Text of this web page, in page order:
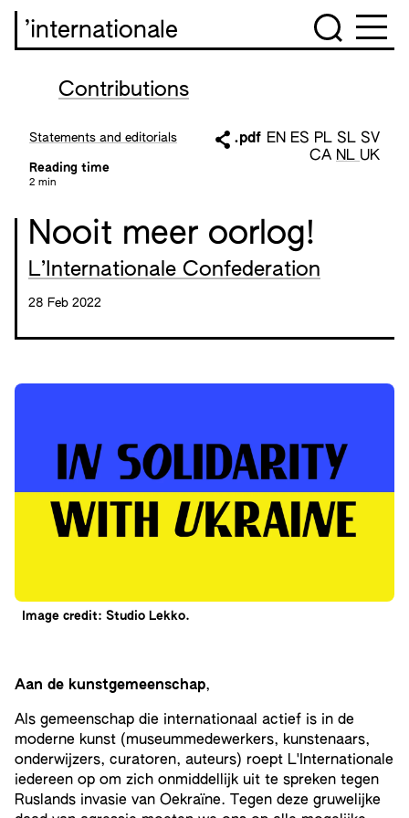
’internationale
Contributions
Statements and editorials
Reading time
2 min
.pdf EN ES PL SL SV
CA NL UK
Nooit meer oorlog!
L’Internationale Confederation
28 Feb 2022
Image credit: Studio Lekko.
Aan de kunstgemeenschap,
Als gemeenschap die internationaal actief is in de
moderne kunst (museummedewerkers, kunstenaars,
onderwijzers, curatoren, auteurs) roept L'Internationale
iedereen op om zich onmiddellijk uit te spreken tegen
Ruslands invasie van Oekraïne. Tegen deze gruwelijke